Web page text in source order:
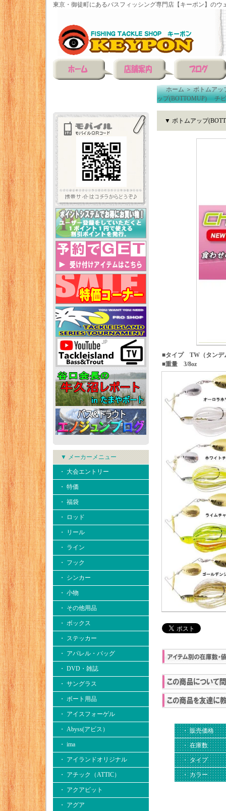
東京・御徒町にあるバスフィッシング専門店【キーポン】のウ
▼ メーカーメニュー
・ 大会エントリー
・ 特価
・ 福袋
・ ロッド
・ リール
・ ライン
・ フック
・ シンカー
・ 小物
・ その他用品
・ ボックス
・ ステッカー
・ アパレル・バッグ
・ DVD・雑誌
・ サングラス
・ ボート用品
・ アイスフォーゲル
・ Abyss(アビス）
・ ima
・ アイランドオリジナル
・ アチック（ATTIC）
・ アクアビット
・ アグア
ホーム＞ボトムアッ
ップ(BOTTOMUP) チビ
▼ ボトムアップ
■タイプ TW（タンデ
■重量 3/8oz
・ 販売価格
・ 在庫数
・ タイプ
・ カラー